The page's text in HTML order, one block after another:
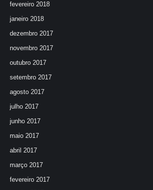
fevereiro 2018
janeiro 2018
dezembro 2017
novembro 2017
outubro 2017
setembro 2017
agosto 2017
julho 2017
junho 2017
maio 2017
abril 2017
março 2017
fevereiro 2017